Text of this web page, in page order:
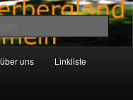
uns Linkliste